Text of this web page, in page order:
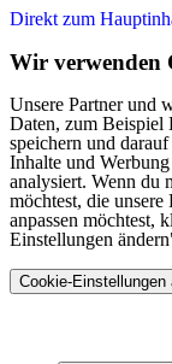
Direkt zum
Wir verwenden
Unsere Partner und
Daten, zum Beispiel
speichern und
Inhalte und
analysiert. Wenn du
möchtest, die
anpassen möchtest,
Einstellungen
Cookie-Einstellungen